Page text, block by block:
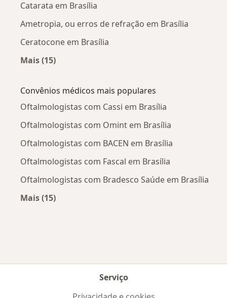
Catarata em Brasília
Ametropia, ou erros de refração em Brasília
Ceratocone em Brasília
Mais (15)
Convênios médicos mais populares
Oftalmologistas com Cassi em Brasília
Oftalmologistas com Omint em Brasília
Oftalmologistas com BACEN em Brasília
Oftalmologistas com Fascal em Brasília
Oftalmologistas com Bradesco Saúde em Brasília
Mais (15)
Serviço